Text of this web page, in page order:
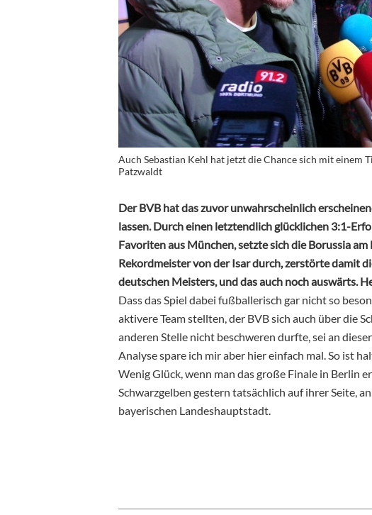
Auch Sebastian Kehl hat jetzt die Chance sich mit einem
Patzwaldt
Der BVB hat das zuvor unwahrscheinlich
lassen. Durch einen letztendlich glücklichen 3:1-
Favoriten aus München, setzte sich die Borussia
Rekordmeister von der Isar durch, zerstörte damit
deutschen Meisters, und das auch noch auswärts.
Dass das Spiel dabei fußballerisch gar nicht so
aktivere Team stellten, der BVB sich auch über die
anderen Stelle nicht beschweren durfte, sei an
Analyse spare ich mir aber hier einfach mal. So ist
Wenig Glück, wenn man das große Finale in Berlin
Schwarzgelben gestern tatsächlich auf ihrer Seite,
bayerischen Landeshauptstadt.